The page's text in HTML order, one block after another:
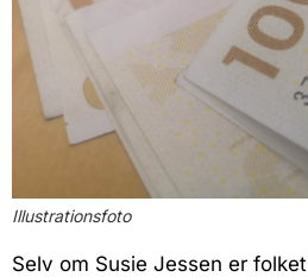
Illustrationsfoto
Selv om Susie Jessen er